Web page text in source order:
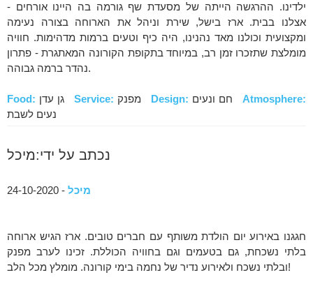
ילדינו. ההרגשה הייתה של מסעדת שף גורמה בה היינו אורחים -
אצלנו בבית. ארז בישל, שירת וניהל את הארוחה בצורה נעימה
ומקצועית וכולנו מאד נהנינו, היה כיף וטעים ברמות מדהימות. חוויה
מומלצת שתזכרו זמן רב, במיוחד בתקופת הקורונה המאתגרת - פתרון
נהדר ברמה גבוהה.
Food: גן עדן Service: Design:
Atmosphere:
נעים לשבת
נכתב על ידי:מיכל
מיכל - 24-10-2020
חגגנו באירוע יום הולדת משותף עם חברים טובים. ארז הגיש ארוחה
בלתי נשכחת, גם בטעמים וגם בחוויה הכוללת. זכינו לערב מפנק
ובלתי נשכח ולאירוע נדיר של נחמה בימי קורונה. מומלץ מכל הלב!